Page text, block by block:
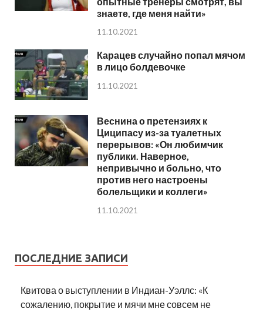
знаете, где меня найти»
11.10.2021
Карацев случайно попал мячом
в лицо болдевочке
11.10.2021
Веснина о претензиях к
Циципасу из-за туалетных
перерывов: «Он любимчик
публики. Наверное,
непривычно и больно, что
против него настроены
болельщики и коллеги»
11.10.2021
ПОСЛЕДНИЕ ЗАПИСИ
Квитова о выступлении в Индиан-Уэллс: «К
сожалению, покрытие и мячи мне совсем не